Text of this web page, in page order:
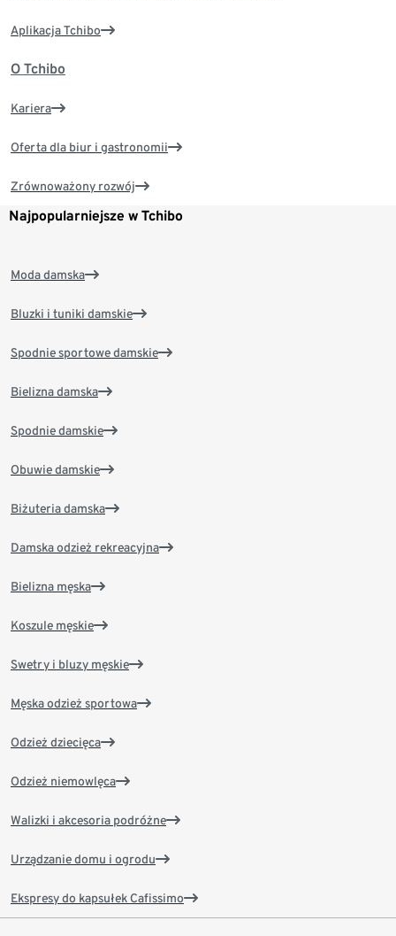
Aplikacja Tchibo
O Tchibo
Kariera
Oferta dla biur i gastronomii
Zrównoważony rozwój
Najpopularniejsze w Tchibo
Moda damska
Bluzki i tuniki damskie
Spodnie sportowe damskie
Bielizna damska
Spodnie damskie
Obuwie damskie
Biżuteria damska
Damska odzież rekreacyjna
Bielizna męska
Koszule męskie
Swetry i bluzy męskie
Męska odzież sportowa
Odzież dziecięca
Odzież niemowlęca
Walizki i akcesoria podróżne
Urządzanie domu i ogrodu
Ekspresy do kapsułek Cafissimo